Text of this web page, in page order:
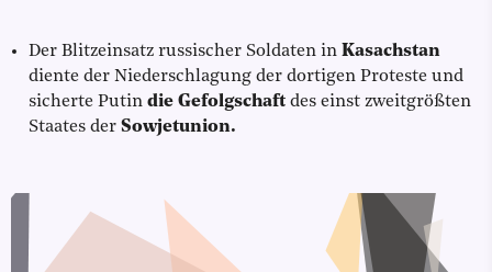
Der Blitzeinsatz russischer Soldaten in Kasachstan
diente der Niederschlagung der dortigen Proteste und
sicherte Putin die Gefolgschaft des einst zweitgrößten
Staates der Sowjetunion.